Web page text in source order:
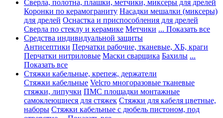
Сверла, полотна, плашки, метчики, миксеры для дрелей
Коронки по керамограниту Насадки мешалки (миксеры)
для дрелей Оснастка и приспособления для дрелей
Сверла по стеклу и керамике Метчики ... Показать все
Средства индивидуальной защиты
Антисептики Перчатки рабочие, тканевые, ХБ, краги
Перчатки нитриловые Маски сварщика Бахилы ...
Показать все
Стяжки кабельные, крепеж, держатели
Стяжки кабельные Velcro многоразовые тканевые
стяжки, липучки ПМС площадки монтажные
самоклеющиеся для стяжек Стяжки для кабеля цветные,
наборы Стяжки кабельные с дюбель пистоном, под